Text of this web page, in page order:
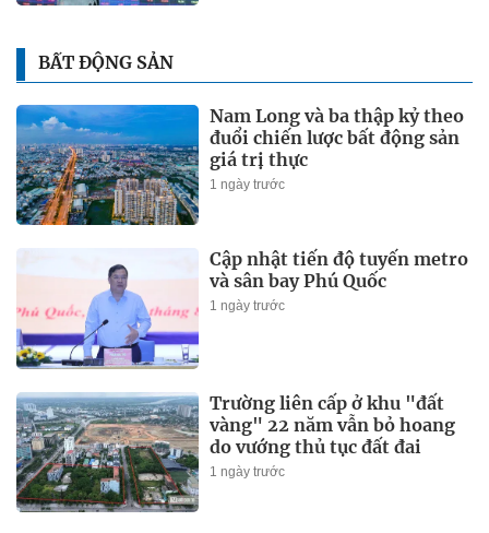
BẤT ĐỘNG SẢN
Nam Long và ba thập kỷ theo
đuổi chiến lược bất động sản
giá trị thực
1 ngày trước
Cập nhật tiến độ tuyến metro
và sân bay Phú Quốc
1 ngày trước
Trường liên cấp ở khu "đất
vàng" 22 năm vẫn bỏ hoang
do vướng thủ tục đất đai
1 ngày trước